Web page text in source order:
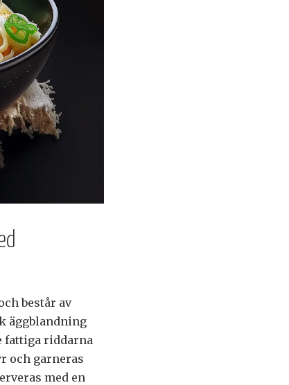
består av
äggblandning
fattiga riddarna
och garneras
med en